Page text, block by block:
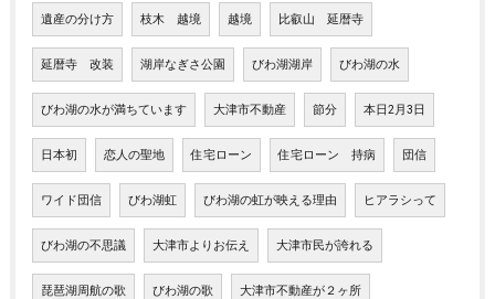
遺産の分け方 枝木 越境 越境 比叡山 延暦寺
延暦寺 改装 湖岸なぎさ公園 びわ湖湖岸 びわ湖の水
びわ湖の水が満ちています 大津市不動産 節分 本日2月3日
日本初 恋人の聖地 住宅ローン 住宅ローン 持病 団信
ワイド団信 びわ湖虹 びわ湖の虹が映える理由 ヒアラシって
びわ湖の不思議 大津市よりお伝え 大津市民が誇れる
琵琶湖周航の歌 びわ湖の歌 大津市不動産が２ヶ所